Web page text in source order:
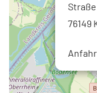
Straße
76149